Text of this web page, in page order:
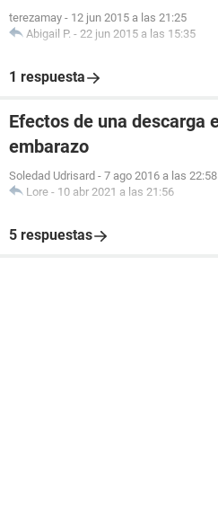
terezamay - 12 jun 2015 a las 21:25
Abigail P. - 22 jun 2015 a las 15:35
1 respuesta
Efectos de una descarga
embarazo
Soledad Udrisard - 7 ago 2016 a las 22:58
Lore - 10 abr 2021 a las 21:56
5 respuestas